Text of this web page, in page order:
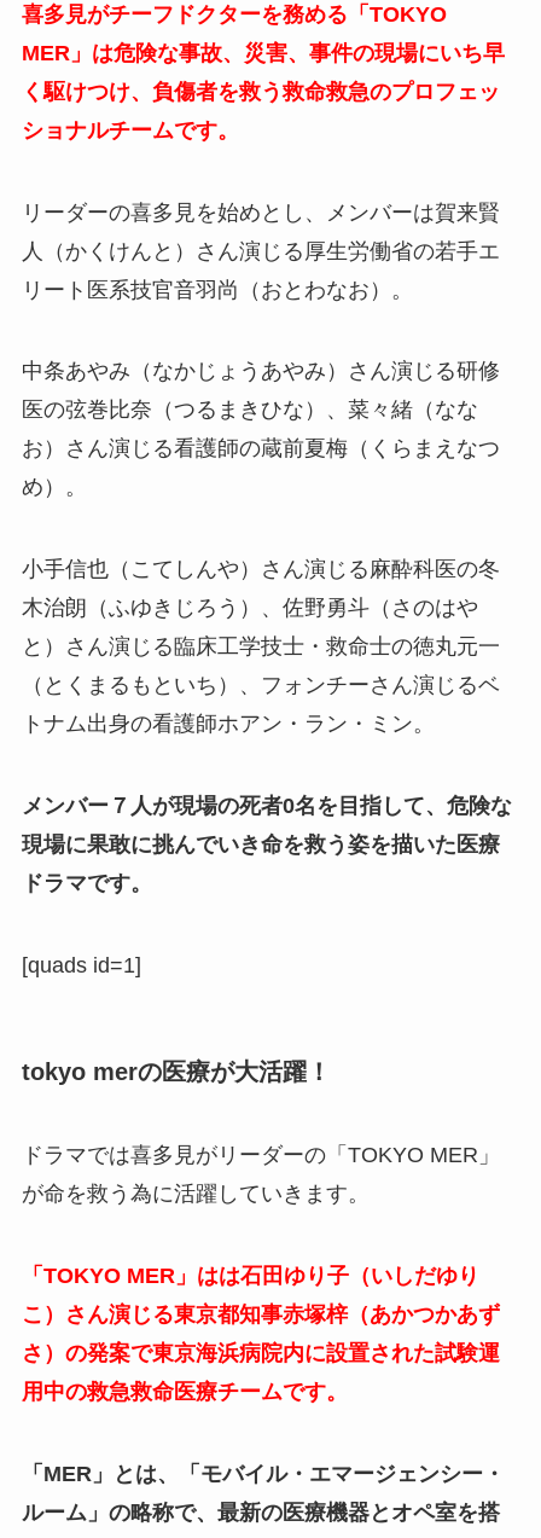
喜多見がチーフドクターを務める「TOKYO
MER」は危険な事故、災害、事件の現場にいち早
く駆けつけ、負傷者を救う救命救急のプロフェッ
ショナルチームです。
リーダーの喜多見を始めとし、メンバーは賀来賢
人（かくけんと）さん演じる厚生労働省の若手エ
リート医系技官音羽尚（おとわなお）。
中条あやみ（なかじょうあやみ）さん演じる研修
医の弦巻比奈（つるまきひな）、菜々緒（なな
お）さん演じる看護師の蔵前夏梅（くらまえなつ
め）。
小手信也（こてしんや）さん演じる麻酔科医の冬
木治朗（ふゆきじろう）、佐野勇斗（さのはや
と）さん演じる臨床工学技士・救命士の徳丸元一
（とくまるもといち）、フォンチーさん演じるベ
トナム出身の看護師ホアン・ラン・ミン。
メンバー７人が現場の死者0名を目指して、危険な
現場に果敢に挑んでいき命を救う姿を描いた医療
ドラマです。
[quads id=1]
tokyo merの医療が大活躍！
ドラマでは喜多見がリーダーの「TOKYO MER」
が命を救う為に活躍していきます。
「TOKYO MER」はは石田ゆり子（いしだゆり
こ）さん演じる東京都知事赤塚梓（あかつかあず
さ）の発案で東京海浜病院内に設置された試験運
用中の救急救命医療チームです。
「MER」とは、「モバイル・エマージェンシー・
ルーム」の略称で、最新の医療機器とオペ室を搭